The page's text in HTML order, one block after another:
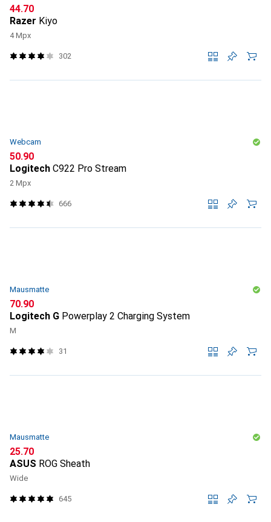
CHF
44.70
Razer Kiyo
4 Mpx
302
Webcam
CHF
50.90
Logitech C922 Pro Stream
2 Mpx
666
Mausmatte
CHF
70.90
Logitech G Powerplay 2 Charging System
M
31
Mausmatte
CHF
25.70
ASUS ROG Sheath
Wide
645